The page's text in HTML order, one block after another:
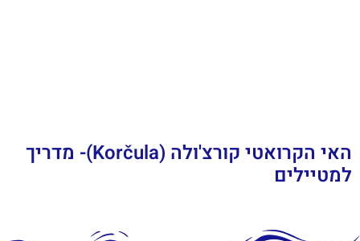
האי הקרואטי קורצ'ולה (Korčula)- מדריך
למטיילים